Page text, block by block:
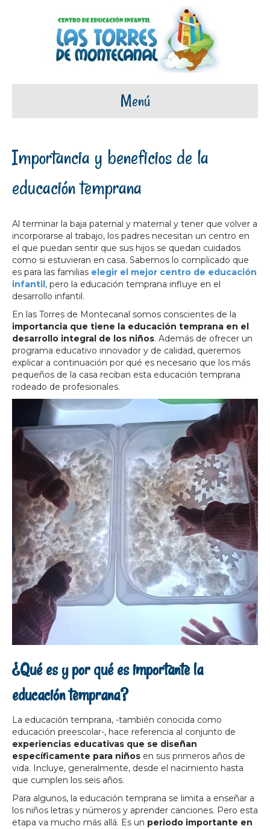
Menú
Importancia y beneficios de la
educación temprana
Al terminar la baja paternal y maternal y tener que volver a
incorporarse al trabajo, los padres necesitan un centro en
el que puedan sentir que sus hijos se quedan cuidados
como si estuvieran en casa. Sabemos lo complicado que
es para las familias elegir el mejor centro de educación
infantil, pero la educación temprana influye en el
desarrollo infantil.
En las Torres de Montecanal somos conscientes de la
importancia que tiene la educación temprana en el
desarrollo integral de los niños. Además de ofrecer un
programa educativo innovador y de calidad, queremos
explicar a continuación por qué es necesario que los más
pequeños de la casa reciban esta educación temprana
rodeado de profesionales.
¿Qué es y por qué es importante la
educación temprana?
La educación temprana, -también conocida como
educación preescolar-, hace referencia al conjunto de
experiencias educativas que se diseñan
específicamente para niños en sus primeros años de
vida. Incluye, generalmente, desde el nacimiento hasta
que cumplen los seis años.
Para algunos, la educación temprana se limita a enseñar a
los niños letras y números y aprender canciones. Pero esta
etapa va mucho más allá. Es un periodo importante en